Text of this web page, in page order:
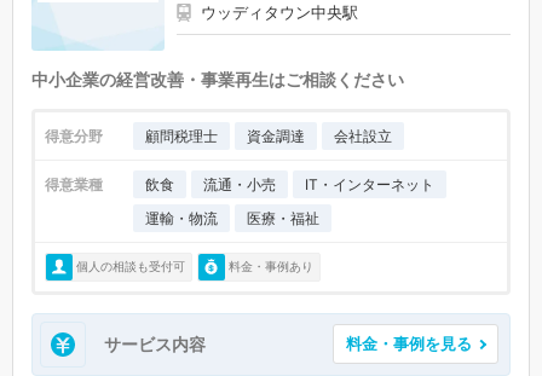
ウッディタウン中央駅
中小企業の経営改善・事業再生はご相談ください
得意分野 顧問税理士 資金調達 会社設立
得意業種 飲食 流通・小売
IT・インターネット
運輸・物流
医療・福祉
個人の相談も受付可 料金・事例あり
サービス内容 料金・事例を見る